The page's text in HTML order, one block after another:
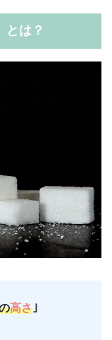
とは？
高さ｣